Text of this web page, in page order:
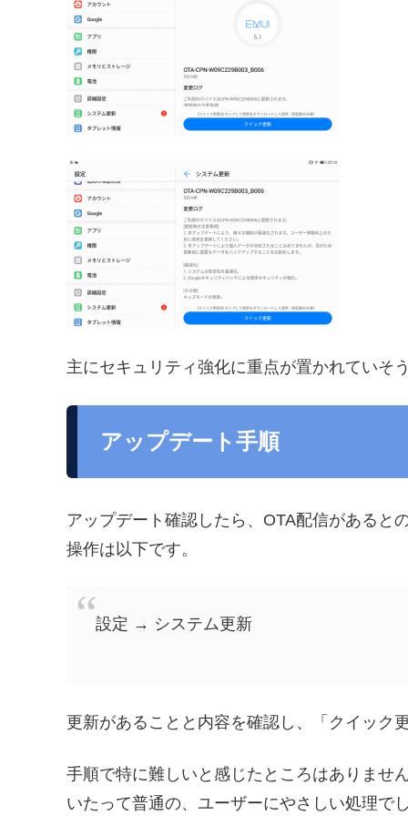
主にセキュリティ強化に重点が置かれていそ
アップデート手順
アップデート確認したら、OTA配信があると
操作は以下です。
設定 → システム更新
更新があることと内容を確認し、「クイック
手順で特に難しいと感じたところはありませ
いたって普通の、ユーザーにやさしい処理で